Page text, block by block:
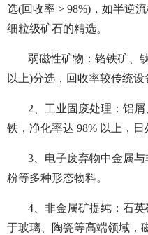
选(回收率 > 98%)，如半逆
细粒级矿石的精选。
弱磁性矿物：铬铁矿、
以上)分选，回收率较传统设
2、工业固废处理： 铝屑
铁，净化率达 98% 以上，日
3、电子废弃物中金属
粉等多种形态物料。
4、非金属矿提纯： 石英
于玻璃、陶瓷等高端领域，